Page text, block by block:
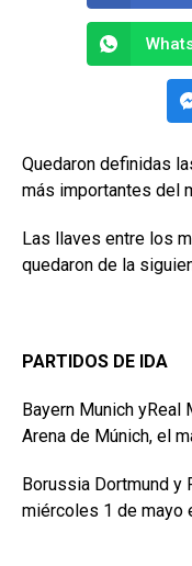
Quedaron definidas
más importantes del
Las llaves entre los
quedaron de la
PARTIDOS DE IDA
Bayern Munich yReal
Arena de Múnich, el
Borussia Dortmund y
miércoles 1 de mayo